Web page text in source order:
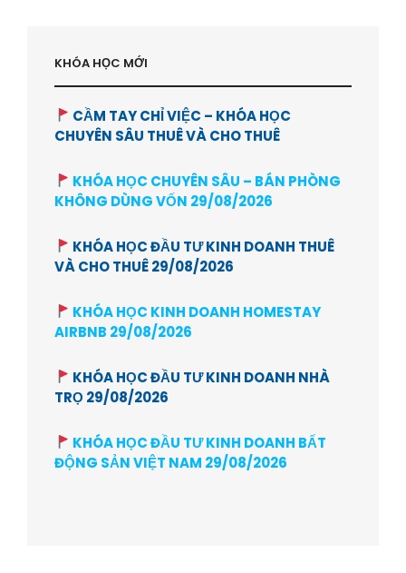
KHÓA HỌC MỚI
CẦM TAY CHỈ VIỆC – KHÓA HỌC
CHUYÊN SÂU THUÊ VÀ CHO THUÊ
KHÓA HỌC CHUYÊN SÂU – BÁN PHÒNG
KHÔNG DÙNG VỐN 29/08/2026
KHÓA HỌC ĐẦU TƯ KINH DOANH THUÊ
VÀ CHO THUÊ 29/08/2026
KHÓA HỌC KINH DOANH HOMESTAY
AIRBNB 29/08/2026
KHÓA HỌC ĐẦU TƯ KINH DOANH NHÀ
TRỌ 29/08/2026
KHÓA HỌC ĐẦU TƯ KINH DOANH BẤT
ĐỘNG SẢN VIỆT NAM 29/08/2026